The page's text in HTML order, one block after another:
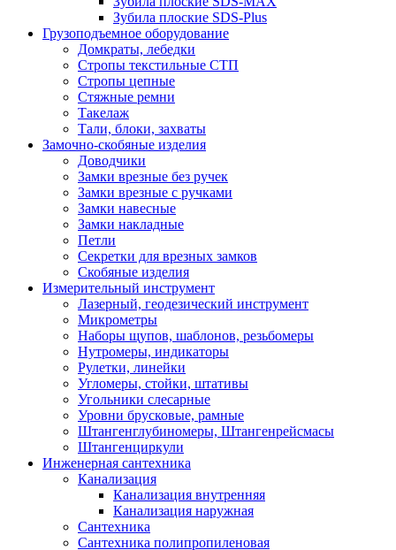
Зубила плоские SDS-Plus
Грузоподъемное оборудование
Домкраты, лебедки
Стропы текстильные СТП
Стропы цепные
Стяжные ремни
Такелаж
Тали, блоки, захваты
Замочно-скобяные изделия
Доводчики
Замки врезные без ручек
Замки врезные с ручками
Замки навесные
Замки накладные
Петли
Секретки для врезных замков
Скобяные изделия
Измерительный инструмент
Лазерный, геодезический инструмент
Микрометры
Наборы щупов, шаблонов, резьбомеры
Нутромеры, индикаторы
Рулетки, линейки
Угломеры, стойки, штативы
Угольники слесарные
Уровни брусковые, рамные
Штангенглубиномеры, Штангенрейсмасы
Штангенциркули
Инженерная сантехника
Канализация
Канализация внутренняя
Канализация наружная
Сантехника
Сантехника полипропиленовая